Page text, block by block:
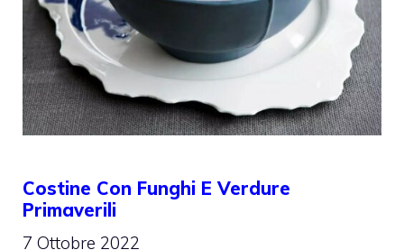
Costine Con Funghi E Verdure
Primaverili
7 Ottobre 2022